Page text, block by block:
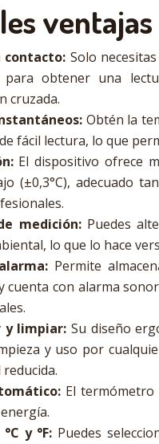
contacto: Solo
obtener una
cruzada.
Obtén la
fácil lectura, lo que
El dispositivo ofrece
(±0,3°C), adecuado
medición:Puedes
lo que lo hace
Permite
cuenta con alarma
y limpiar: Su diseño
y uso por
El termómetro
y °F: Puedes